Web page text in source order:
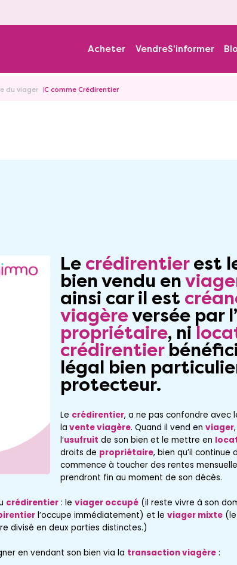
Acheter VendreS'informer
du viager C comme Crédirentier
Le crédirentierest
bien vendu en
ainsi car il est
viagèreversée par
propriétaire, ni
crédirentier
légal bien
protecteur.
Le crédirentier, a ne pas confondre avec
la vente viagère. Quand il vend en viager
l’usufruit de son bien et le mettre en
droits de propriétaire, bien qu’il continue
commence à toucher des rentes
prendront fin au moment de son décès.
crédirentier: le viager occupé(il reste vivre à son
l’occupe immédiatement) et le viager mixte
divisé en deux parties distinctes.)
en vendant son bien via la transaction viagère: